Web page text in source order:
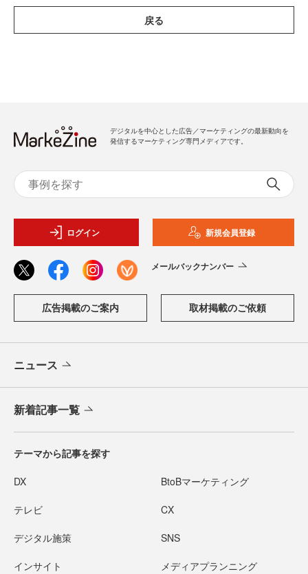
戻る
デジタルを中心とした広告／マーケティングの最新動向を
発信するマーケティング専門メディアです。
ログイン 新規会員登録
メールバックナンバー
広告掲載のご案内 取材掲載のご依頼
ニュース
新着記事一覧
テーマから記事を探す
DX BtoBマーケティング
テレビ CX
デジタル施策 SNS
インサイト メディアプランニング